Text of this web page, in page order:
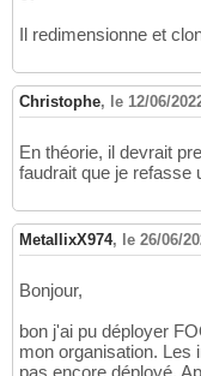
Il redimensionne et
Christophe, le 12/06/
En théorie, il devrait
faudrait que je refasse
MetallixX974, le 26/06/
Bonjour,
bon j'ai pu déployer
mon organisation. Les